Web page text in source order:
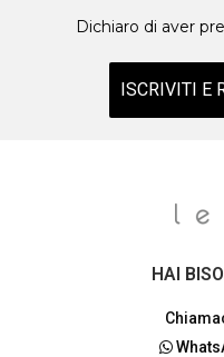
Dichiaro di aver
ISCRIVITI E
HAI